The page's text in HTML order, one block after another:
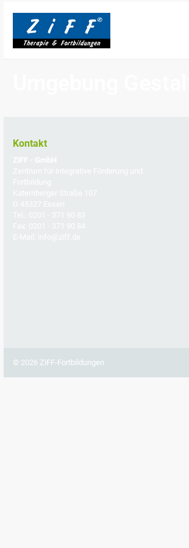
Kontakt
© 2026 ZiFF-Fortbildungen